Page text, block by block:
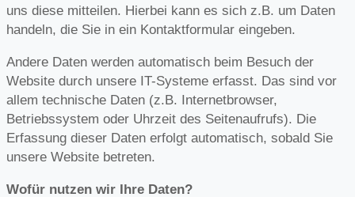
uns diese mitteilen. Hierbei kann es sich z.B. um Daten
handeln, die Sie in ein Kontaktformular eingeben.
Andere Daten werden automatisch beim Besuch der
Website durch unsere IT-Systeme erfasst. Das sind vor
allem technische Daten (z.B. Internetbrowser,
Betriebssystem oder Uhrzeit des Seitenaufrufs). Die
Erfassung dieser Daten erfolgt automatisch, sobald Sie
unsere Website betreten.
Wofür nutzen wir Ihre Daten?